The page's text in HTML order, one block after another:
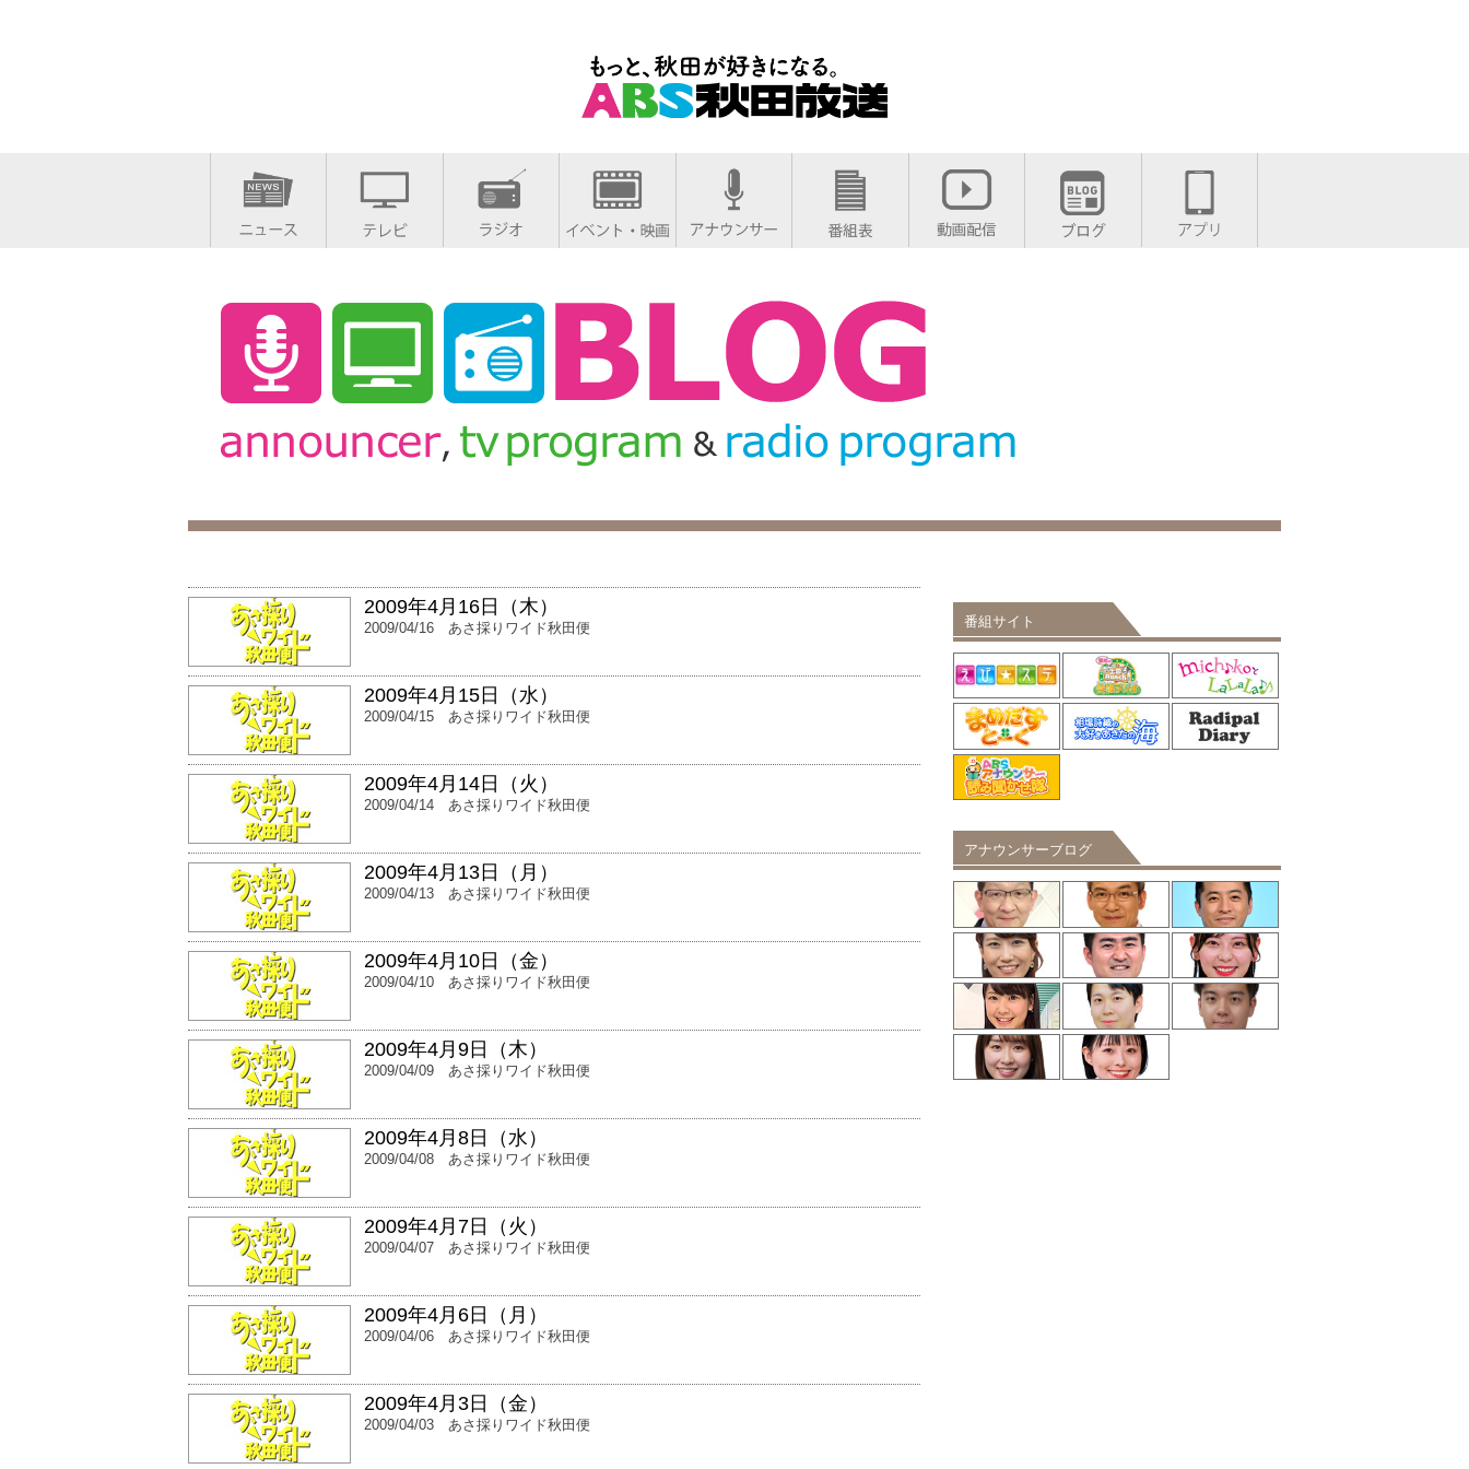
2009年4月16日（木）
2009/04/16 あさ採りワイド秋田便
2009年4月15日（水）
2009/04/15 あさ採りワイド秋田便
2009年4月14日（火）
2009/04/14 あさ採りワイド秋田便
2009年4月13日（月）
2009/04/13 あさ採りワイド秋田便
2009年4月10日（金）
2009/04/10 あさ採りワイド秋田便
2009年4月9日（木）
2009/04/09 あさ採りワイド秋田便
2009年4月8日（水）
2009/04/08 あさ採りワイド秋田便
2009年4月7日（火）
2009/04/07 あさ採りワイド秋田便
2009年4月6日（月）
2009/04/06 あさ採りワイド秋田便
2009年4月3日（金）
2009/04/03 あさ採りワイド秋田便
番組サイト
アナウンサーブログ